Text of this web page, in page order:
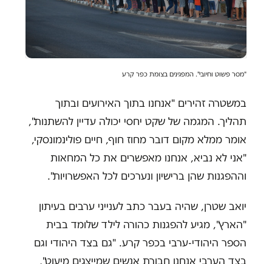
"מסר פשוט וחיובי". המפגינים בצומת כפר קרע
במשטרה זהירים "אנחנו בתוך האירועים ובתוך
תהליך. המגמה של שקט יחסי יכולה עדיין להשתנות",
אומר ממלא מקום דובר מחוז חוף, חיים פולינמונסקי,
"אני לא נביא, אנחנו מאפשרים את כל המחאות
וההפגנות שהן ברישיון ונערכים לכל האפשרויות".
יואב שטרן, שהיה בעבר כתב לענייני ערבים בעיתון
"הארץ", מגיע להפגנות כהורה לילד שלומד בבית
הספר היהודי-ערבי בכפר קרע. "גם בצד היהודי וגם
בצד הערבי אנחנו חבורת אנשים שמייצגים מיעוט",